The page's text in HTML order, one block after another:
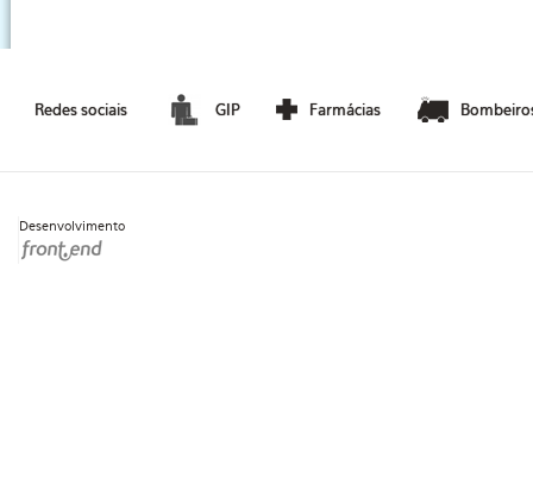
Redes sociais GIP Farmácias
Desenvolvimento